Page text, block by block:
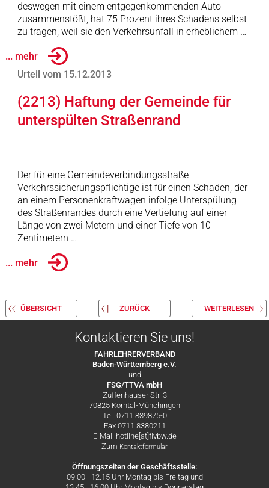
deswegen mit einem entgegenkommenden Auto
zusammenstößt, hat 75 Prozent ihres Schadens selbst
zu tragen, weil sie den Verkehrsunfall in erheblichem …
... mehr
Urteil vom 15.12.2013
(2213) Haftung der Gemeinde für
unterspülten Straßenrand
Der für eine Gemeindeverbindungsstraße
Verkehrssicherungspflichtige ist für einen Schaden, der
an einem Personenkraftwagen infolge Unterspülung
des Straßenrandes durch eine Vertiefung auf einer
Länge von zwei Metern und einer Tiefe von 10
Zentimetern …
... mehr
ÜBERSICHT ZURÜCK WEITERLESEN
Kontaktieren Sie uns!
FAHRLEHRERVERBAND
Baden-Württemberg e.V.
und
FSG/TTVA mbH
Zuffenhauser Str. 3
70825 Korntal-Münchingen
Tel. 0711 839875-0
Fax 0711 8380211
E-Mail hotline[at]flvbw.de
Zum Kontaktformular
Öffnungszeiten der Geschäftsstelle:
09.00 - 12.15 Uhr Montag bis Freitag und